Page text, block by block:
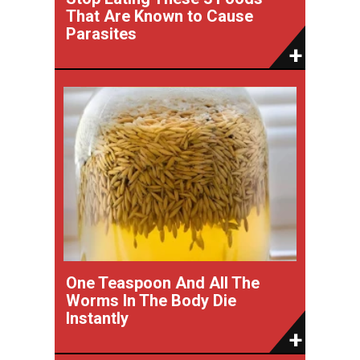
That Are Known to Cause
Parasites
One Teaspoon And All The
Worms In The Body Die
Instantly